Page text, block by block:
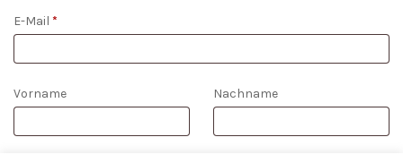
E-Mail *
E-
Vorname Nachname